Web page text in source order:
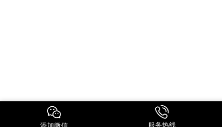
添加微信 服务热线